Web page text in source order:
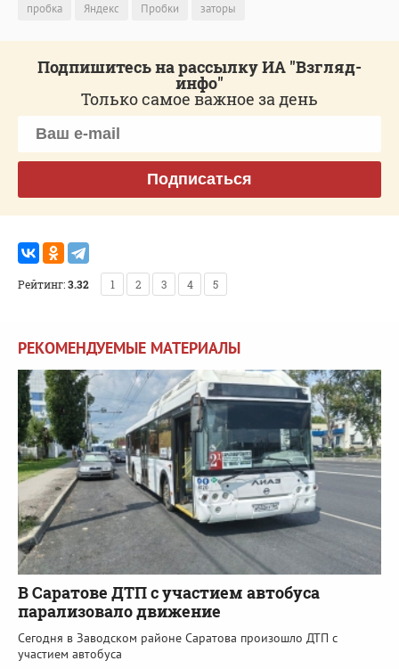
пробка Яндекс Пробки заторы
Подпишитесь на рассылку ИА "Взгляд-
инфо"
Только самое важное за день
Подписаться
Рейтинг:3.32 1 2 3 4 5
РЕКОМЕНДУЕМЫЕ МАТЕРИАЛЫ
В Саратове ДТП с участием автобуса
парализовало движение
Сегодня в Заводском районе Саратова произошло ДТП с
участием автобуса